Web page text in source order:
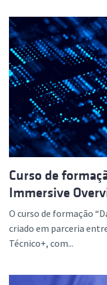
Curso de
Immersive
O curso de formação
criado em parceria
Técnico+, com...